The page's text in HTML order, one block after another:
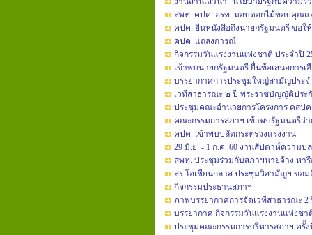
สพท. คปค. อรท. มอบดอกไม้ขอบคุณแ
คปค. ยื่นหนังสือถึงนายกรัฐมนตรี ขอใ
คปค. แถลงการณ์
กิจกรรมวันแรงงานแห่งชาติ ประจำปี
เข้าพบนายกรัฐมนตรี ยื่นข้อเสนอการ
บรรยากาศการประชุมใหญ่สามัญประจ
เวทีสาธารณะ ๒ ปี พระราชบัญญัติปร
ประชุมคณะอำนวยการโครงการ คสป
คณะกรรมการสภาฯ เข้าพบรัฐมนตรีว่
คปค. เข้าพบปลัดกระทรวงแรงงาน
29 มิ.ย. - 1 ก.ค. 60 งานสัปดาห์ความ
สพท. ประชุมร่วมกับสภาฯนายจ้าง หารื
สร.โอเชียนกลาส ประชุมวิสามัญฯ ขอ
กิจกรรมประธานสภาฯ
ภาพบรรยากาศการจัดเวทีสาธารณะ
บรรยากาศ กิจกรรมวันแรงงานแห่งชา
ประชุมคณะกรรมการบริหารสภาฯ ครั้ง